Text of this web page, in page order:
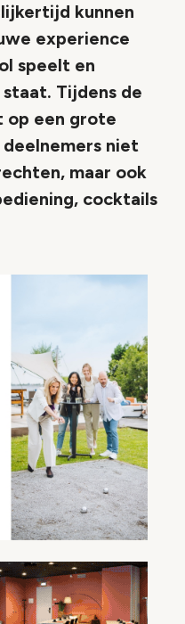
kunnen
experience
speelt en
Tijdens de
op een grote
deelnemers niet
maar ook
cocktails